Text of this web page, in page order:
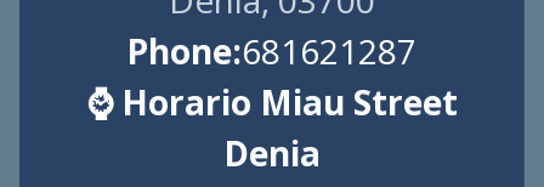
Phone:681621287
⌚ Horario Miau Street
Denia